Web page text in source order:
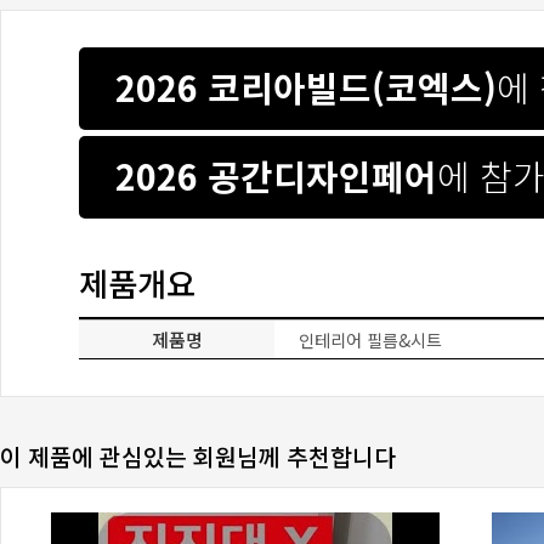
2026 코리아빌드(코엑스)에
2026 공간디자인페어에 참
제품개요
제품명 인테리어 필름&시트
이 제품에 관심있는 회원님께 추천합니다